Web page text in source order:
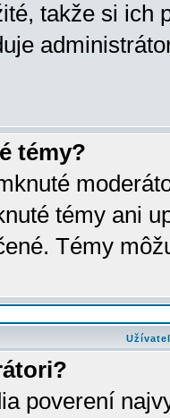
takže si ich
témy?
témy ani
Témy
poverení